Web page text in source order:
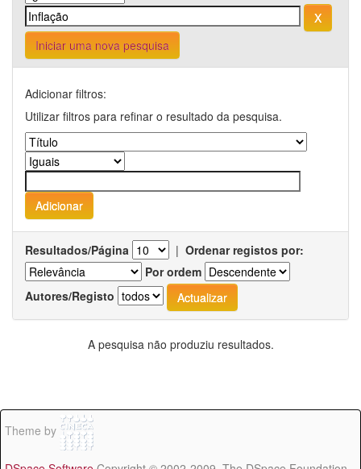
Iniciar uma nova pesquisa
Adicionar filtros:
Utilizar filtros para refinar o resultado da pesquisa.
Resultados/Página | Ordenar registos por:
Por ordem
Autores/Registo
A pesquisa não produziu resultados.
Theme by